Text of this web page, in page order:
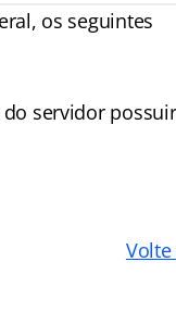
os seguintes
do servidor